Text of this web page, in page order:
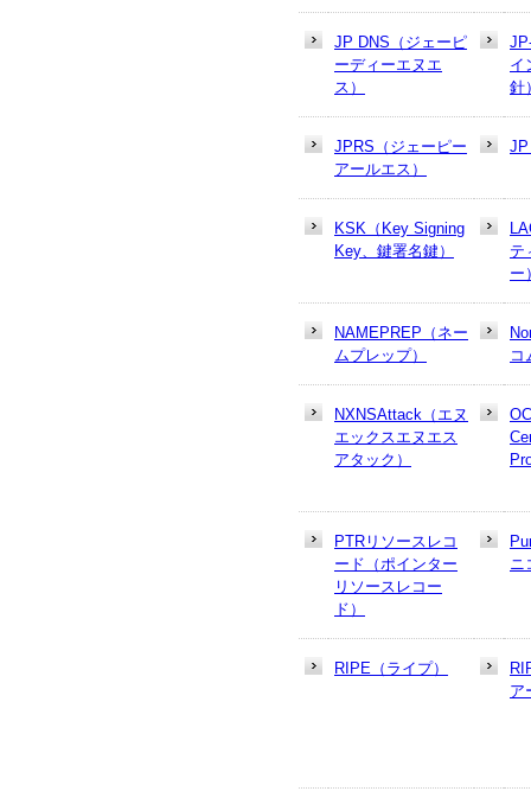
JP DNS（ジェーピ
ーディーエヌエ
ス）
イ
針
JPRS（ジェーピー
アールエス）
JP
KSK（Key Signing
Key、鍵署名鍵）
テ
ー
NAMEPREP（ネー
ムプレップ）
コ
NXNSAttack（エヌ
エックスエヌエス
アタック）
PTRリソースレコ
ード（ポインター
リソースレコー
ド）
ニ
RIPE（ライプ）
ア